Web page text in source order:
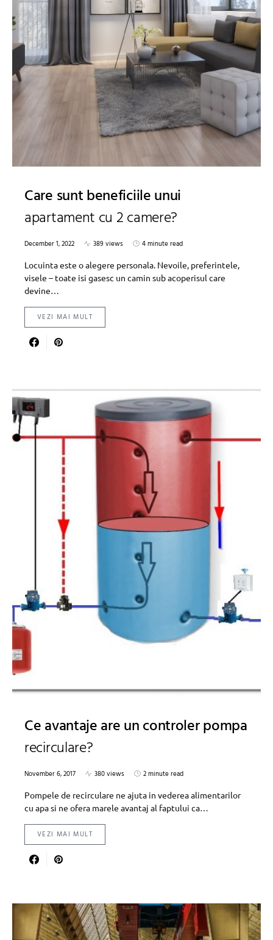
Care sunt beneficiile unui
apartament cu 2 camere?
December 1, 2022 389 views
4 minute read
Locuinta este o alegere personala. Nevoile, preferintele,
visele – toate isi gasesc un camin sub acoperisul care
devine…
VEZI MAI MULT
Ce avantaje are un controler pompa
recirculare?
November 6, 2017 380 views
2 minute read
Pompele de recirculare ne ajuta in vederea alimentarilor
cu apa si ne ofera marele avantaj al faptului ca…
VEZI MAI MULT